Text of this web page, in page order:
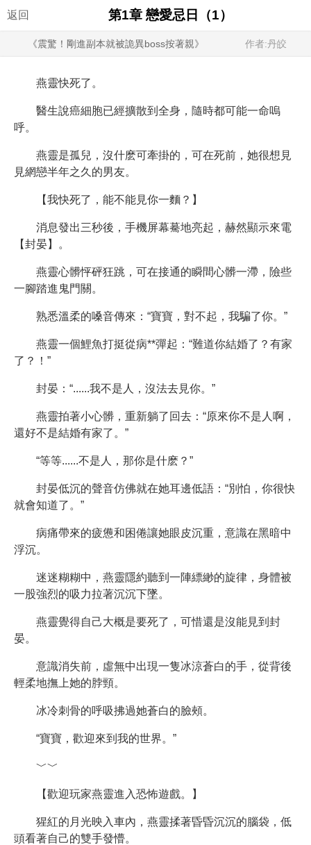
返回 第1章 戀愛忌日（1）
《震驚！剛進副本就被詭異boss按著親》 作者:丹皎
燕靈快死了。
醫生說癌細胞已經擴散到全身，隨時都可能一命嗚
呼。
燕靈是孤兒，沒什麽可牽掛的，可在死前，她很想見
見網戀半年之久的男友。
【我快死了，能不能見你一麵？】
消息發出三秒後，手機屏幕驀地亮起，赫然顯示來電
【封晏】。
燕靈心髒怦砰狂跳，可在接通的瞬間心髒一滯，險些
一腳踏進鬼門關。
熟悉溫柔的嗓音傳來：“寶寶，對不起，我騙了你。”
燕靈一個鯉魚打挺從病**彈起：“難道你結婚了？有家
了？！”
封晏：“......我不是人，沒法去見你。”
燕靈拍著小心髒，重新躺了回去：“原來你不是人啊，
還好不是結婚有家了。”
“等等......不是人，那你是什麽？”
封晏低沉的聲音仿佛就在她耳邊低語：“別怕，你很快
就會知道了。”
病痛帶來的疲憊和困倦讓她眼皮沉重，意識在黑暗中
浮沉。
迷迷糊糊中，燕靈隱約聽到一陣縹緲的旋律，身體被
一股強烈的吸力拉著沉沉下墜。
燕靈覺得自己大概是要死了，可惜還是沒能見到封
晏。
意識消失前，虛無中出現一隻冰涼蒼白的手，從背後
輕柔地撫上她的脖頸。
冰冷刺骨的呼吸拂過她蒼白的臉頰。
“寶寶，歡迎來到我的世界。”
﹀﹀
【歡迎玩家燕靈進入恐怖遊戲。】
猩紅的月光映入車內，燕靈揉著昏昏沉沉的腦袋，低
頭看著自己的雙手發懵。